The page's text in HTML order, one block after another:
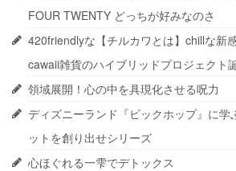
FOUR TWENTY どっちが好みなのさ
420friendlyな【チルカワとは】chillな新
cawaii雑貨のハイブリッドプロジェクト
領域展開！心の中を具現化させる呪力
ディズニーランド『ビックホップ』に学
ットを創り出せシリーズ
心ほぐれる一雫でデトックス